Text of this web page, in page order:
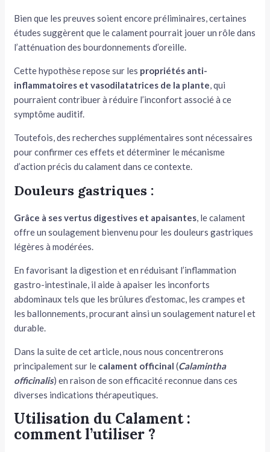
Bien que les preuves soient encore préliminaires, certaines
études suggèrent que le calament pourrait jouer un rôle dans
l’atténuation des bourdonnements d’oreille.
Cette hypothèse repose sur les propriétés anti-
inflammatoires et vasodilatatrices de la plante, qui
pourraient contribuer à réduire l’inconfort associé à ce
symptôme auditif.
Toutefois, des recherches supplémentaires sont nécessaires
pour confirmer ces effets et déterminer le mécanisme
d’action précis du calament dans ce contexte.
Douleurs gastriques :
Grâce à ses vertus digestives et apaisantes, le calament
offre un soulagement bienvenu pour les douleurs gastriques
légères à modérées.
En favorisant la digestion et en réduisant l’inflammation
gastro-intestinale, il aide à apaiser les inconforts
abdominaux tels que les brûlures d’estomac, les crampes et
les ballonnements, procurant ainsi un soulagement naturel et
durable.
Dans la suite de cet article, nous nous concentrerons
principalement sur le calament officinal (Calamintha
officinalis) en raison de son efficacité reconnue dans ces
diverses indications thérapeutiques.
Utilisation du Calament :
comment l’utiliser ?